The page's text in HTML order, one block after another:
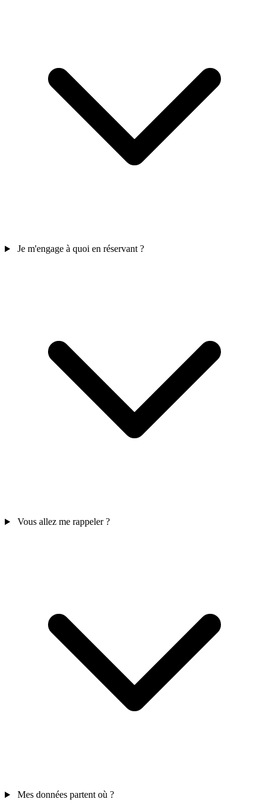
Je m'engage à quoi en réservant ?
Vous allez me rappeler ?
Mes données partent où ?